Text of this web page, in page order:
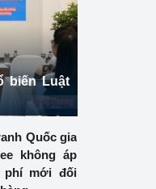
biến Luật
Quốc gia
không áp
phí mới đối